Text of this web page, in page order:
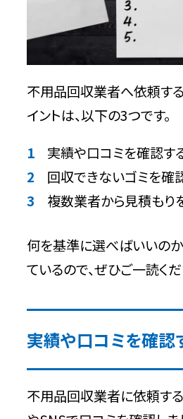
不用品回収業者へ依頼す
イントは、以下の3つです。
実績や口コミを確認す
回収できないゴミを確
複数業者から見積もり
何を基準に選べばいいの
ているので、ぜひご一読くだ
実績や口コミを確認
不用品回収業者に依頼す